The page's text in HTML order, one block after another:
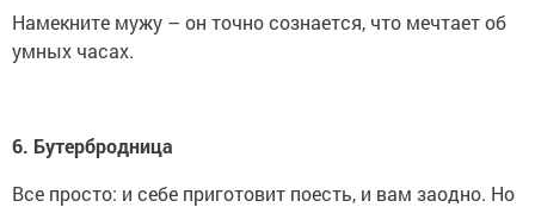
Намекните мужу – он точно сознается, что мечтает об
умных часах.
6. Бутербродница
Все просто: и себе приготовит поесть, и вам заодно. Но